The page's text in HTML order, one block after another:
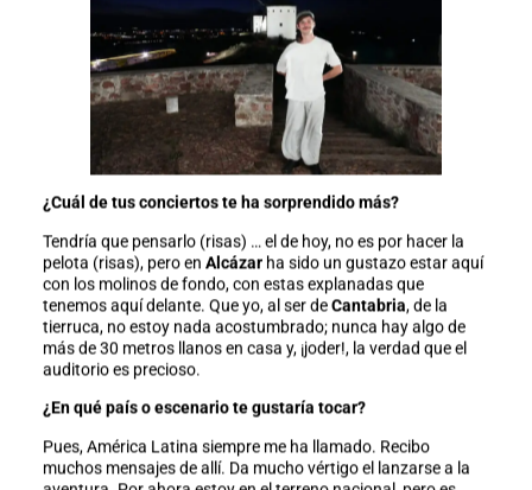
¿Cuál de tus conciertos te ha sorprendido más?
Tendría que pensarlo (risas) … el de hoy, no es por hacer la
pelota (risas), pero en Alcázarha sido un gustazo estar aquí
con los molinos de fondo, con estas explanadas que
tenemos aquí delante. Que yo, al ser deCantabria, de la
tierruca, no estoy nada acostumbrado; nunca hay algo de
más de 30 metros llanos en casa y, ¡joder!, la verdad que el
auditorio es precioso.
¿En qué país o escenario te gustaría tocar?
Pues, América Latina siempre me ha llamado. Recibo
muchos mensajes de allí. Da mucho vértigo el lanzarse a la